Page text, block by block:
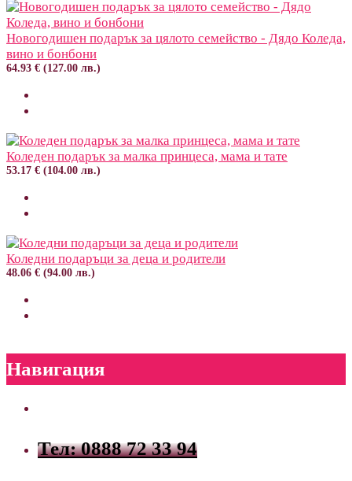
Новогодишен подарък за цялото семейство - Дядо Коледа,
вино и бонбони
64.93 € (127.00 лв.)
Коледен подарък за малка принцеса, мама и тате
53.17 € (104.00 лв.)
Коледни подаръци за деца и родители
48.06 € (94.00 лв.)
Навигация
Тел: 0888 72 33 94